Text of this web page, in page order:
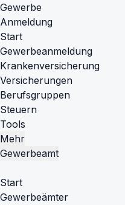
Gewerbe
Anmeldung
Start
Gewerbeanmeldung
Krankenversicherung
Versicherungen
Berufsgruppen
Steuern
Tools
Mehr
Gewerbeamt
Start
Gewerbeämter